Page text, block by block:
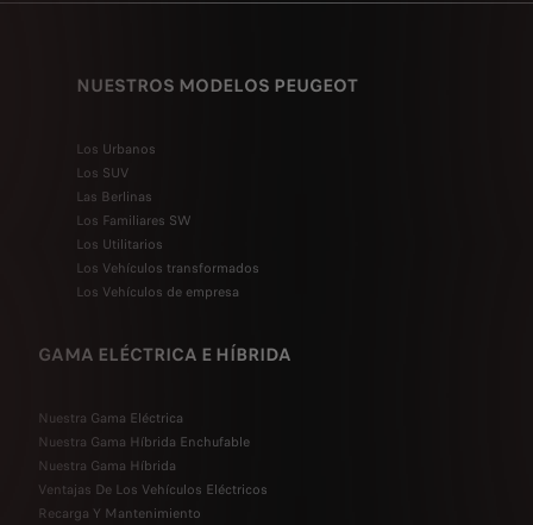
NUESTROS MODELOS PEUGEOT
Los Urbanos
Los SUV
Las Berlinas
Los Familiares SW
Los Utilitarios
Los Vehículos transformados
Los Vehículos de empresa
GAMA ELÉCTRICA E HÍBRIDA
Nuestra Gama Eléctrica
Nuestra Gama Híbrida Enchufable
Nuestra Gama Híbrida
Ventajas De Los Vehículos Eléctricos
Recarga Y Mantenimiento